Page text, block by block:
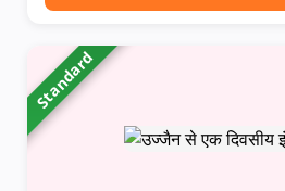
Standard